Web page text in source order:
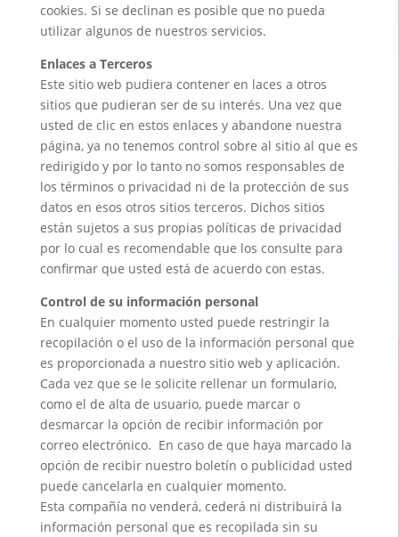
cookies. Si se declinan es posible que no pueda
utilizar algunos de nuestros servicios.
Enlaces a Terceros
Este sitio web pudiera contener en laces a otros
sitios que pudieran ser de su interés. Una vez que
usted de clic en estos enlaces y abandone nuestra
página, ya no tenemos control sobre al sitio al que es
redirigido y por lo tanto no somos responsables de
los términos o privacidad ni de la protección de sus
datos en esos otros sitios terceros. Dichos sitios
están sujetos a sus propias políticas de privacidad
por lo cual es recomendable que los consulte para
confirmar que usted está de acuerdo con estas.
Control de su información personal
En cualquier momento usted puede restringir la
recopilación o el uso de la información personal que
es proporcionada a nuestro sitio web y aplicación.
Cada vez que se le solicite rellenar un formulario,
como el de alta de usuario, puede marcar o
desmarcar la opción de recibir información por
correo electrónico. En caso de que haya marcado la
opción de recibir nuestro boletín o publicidad usted
puede cancelarla en cualquier momento.
Esta compañía no venderá, cederá ni distribuirá la
información personal que es recopilada sin su